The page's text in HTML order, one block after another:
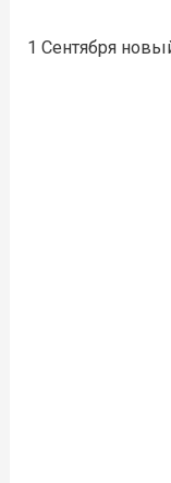
1 Сентября